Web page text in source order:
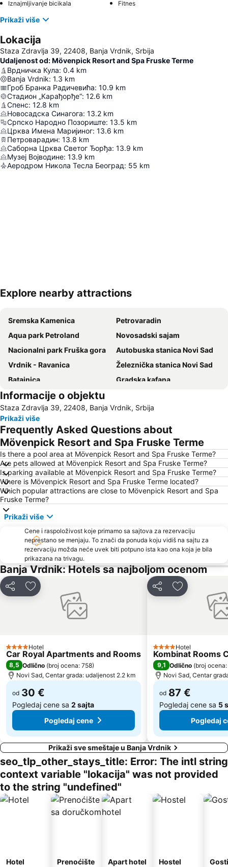
Iznajmljivanje bicikala Fitnes
Prikaži više
Lokacija
Staza Zdravlja 39, 22408, Banja Vrdnik, Srbija
Udaljenost od: Mövenpick Resort and Spa Fruske Terme
Врдничка Кула: 0.4 km
Banja Vrdnik: 1.3 km
Гроб Бранка Радичевића: 10.9 km
Стадион „Карађорђе“: 12.6 km
Спенс: 12.8 km
Новосадска Синагога: 13.2 km
Српско Народно Позориште: 13.5 km
Црква Имена Маријиног: 13.6 km
Петроварадин: 13.8 km
Саборна Црква Светог Ђорђа: 13.9 km
Музеј Војводине: 13.9 km
Аеродром Никола Тесла Београд: 55 km
Explore nearby attractions
Sremska Kamenica
Petrovaradin
Aqua park Petroland
Novosadski sajam
Nacionalni park Fruška gora
Autobuska stanica Novi Sad
Vrdnik - Ravanica
Železnička stanica Novi Sad
Batajnica
Gradska kafana
Liman
Ugrinovci
Park prirode Jegrička
Vrdnička kula
Podbara
Štrand
Sportsko Poslovni Centar Vojvodina - Spens
Fruškogorski maraton
Merkator Centar Novi Sad
Trg Slobode
Dunavska ulica
EXIT Festival
Dobanovci
Srpsko narodno pozorište
Rumski vašar
Petrovaradinska tvrđava
Karađorđe
Gitarijada Beška
Dvorac Dunđerski
Informacije o objektu
Staza Zdravlja 39, 22408, Banja Vrdnik, Srbija
Prikaži više
Frequently Asked Questions about
Mövenpick Resort and Spa Fruske Terme
Is there a pool area at Mövenpick Resort and Spa Fruske Terme?
Are pets allowed at Mövenpick Resort and Spa Fruske Terme?
Is parking available at Mövenpick Resort and Spa Fruske Terme?
Where is Mövenpick Resort and Spa Fruske Terme located?
Which popular attractions are close to Mövenpick Resort and Spa
Fruske Terme?
Prikaži više
Cene i raspoloživost koje primamo sa sajtova za rezervaciju
neprestano se menjaju. To znači da ponuda koju vidiš na sajtu za
rezervaciju možda neće uvek biti potpuno ista kao ona koja je bila
prikazana na trivagu.
Banja Vrdnik: Hotels sa najboljom ocenom
Deli Dodati u favorite
4 Zvezdice
Hotel
Car Royal Apartments and Rooms
8,5 Odlično (broj ocena: 758)
Novi Sad, Centar grada: udaljenost 2.2 km
od 30 €
Pogledaj cene sa 2 sajta
Pogledaj cene
Deli Dodati u
4 Zvezdice
Hotel
Kombinat Rooms
9,1 Odlično (broj ocena:
Novi Sad, Centar
od 87 €
Pogledaj cene sa 5
Pogledaj
Prikaži sve smeštaje u Banja Vrdnik
seo_tlp_other_stays_title: Error: The intl string
context variable "lokacija" was not provided
to the string "undefined"
Hotel
Prenoćište
Apart hotel Hostel